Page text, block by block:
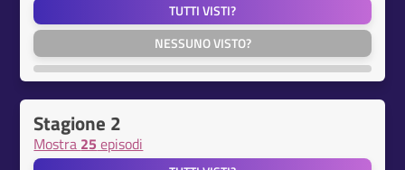
TUTTI VISTI?
NESSUNO VISTO?
Stagione 2
Mostra 25 episodi